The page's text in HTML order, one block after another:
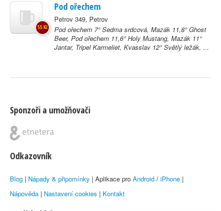
Pod ořechem
Petrov 349, Petrov
Pod ořechem 7° Sedma srdcová, Mazák 11,8° Ghost
Beer, Pod ořechem 11,6° Holy Mustang, Mazák 11°
Jantar, Tripel Karmeliet, Kvasslav 12° Světlý ležák, ...
55 Kč
Sponzoři a umožňovači
Odkazovník
Blog | Nápady & připomínky | Aplikace pro Android / iPhone |
Nápověda | Nastavení cookies | Kontakt